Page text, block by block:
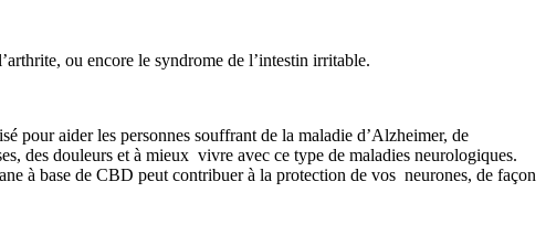
ou encore le syndrome de l’intestin irritable.
pour aider les personnes souffrant de la maladie d’Alzheimer, de
des douleurs et à mieux vivre avec ce type de maladies neurologiques.
à base de CBD peut contribuer à la protection de vos neurones, de façon